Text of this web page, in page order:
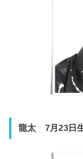
龍太 7月23日